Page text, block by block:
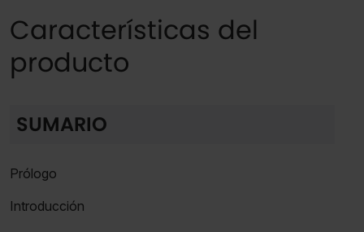
Características del
producto
SUMARIO
Prólogo
Introducción